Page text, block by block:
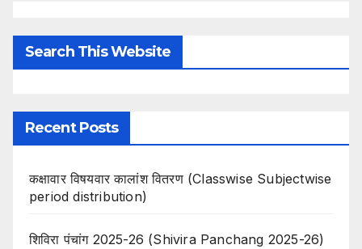
Search This Website
Recent Posts
कक्षावार विषयवार कालांश वितरण (Classwise Subjectwise
period distribution)
शिविरा पंचांग 2025-26 (Shivira Panchang 2025-26)